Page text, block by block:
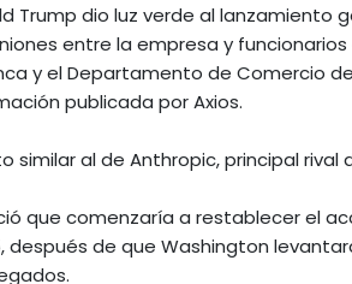
Trump dio luz verde al lanzamiento
entre la empresa y funcionarios
y el Departamento de Comercio
publicada por Axios.
similar al de Anthropic, principal rival
que comenzaría a restablecer el
después de que Washington